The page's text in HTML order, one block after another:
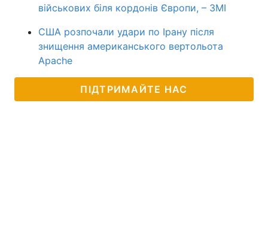
військових біля кордонів Європи, – ЗМІ
США розпочали удари по Ірану після
знищення американського вертольота
Apache
ПІДТРИМАЙТЕ НАС